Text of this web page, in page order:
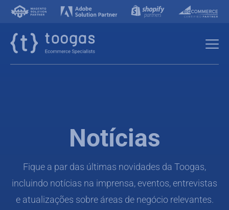
Notícias
Fique a par das últimas novidades da Toogas,
incluindo notícias na imprensa, eventos, entrevistas
e atualizações sobre áreas de negócio relevantes.